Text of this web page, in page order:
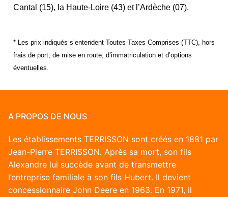
Cantal (15), la Haute-Loire (43) et l’Ardèche (07).
* Les prix indiqués s’entendent Toutes Taxes Comprises (TTC), hors
frais de port, de mise en route, d’immatriculation et d’options
éventuelles.
A PROPOS DE NOUS
Les établissements TERRISSON sont créés en 1881 par
Jean-Pierre TERRISSON. Après sa mort, son fils
Alexandre lui succède avant de transmettre
l’entreprise familiale à son fils Hubert. Il devient
concessionnaire John Deere en 1963. En 1971, il